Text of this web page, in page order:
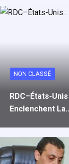
NON CLASSÉ
RDC–États-
Enclenchent